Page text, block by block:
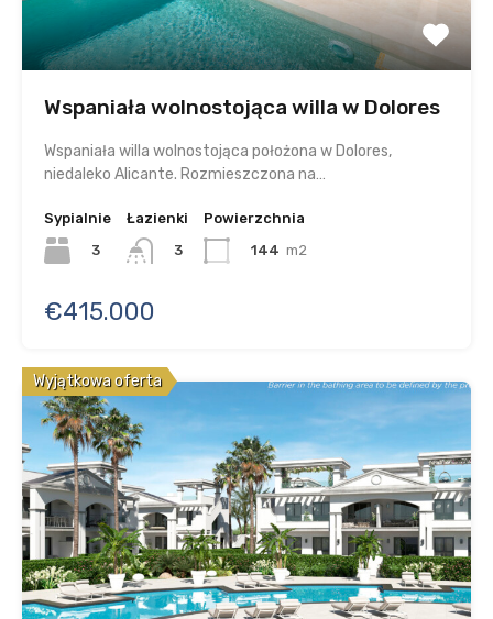
Wspaniała wolnostojąca willa w Dolores
Wspaniała willa wolnostojąca położona w Dolores,
niedaleko Alicante. Rozmieszczona na…
Sypialnie
3
Łazienki
3
Powierzchnia
144 m2
€415.000
Wyjątkowa oferta